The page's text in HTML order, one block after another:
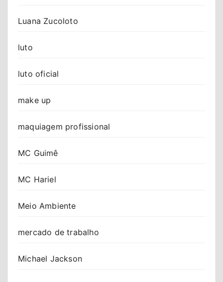
Luana Zucoloto
luto
luto oficial
make up
maquiagem profissional
MC Guimê
MC Hariel
Meio Ambiente
mercado de trabalho
Michael Jackson